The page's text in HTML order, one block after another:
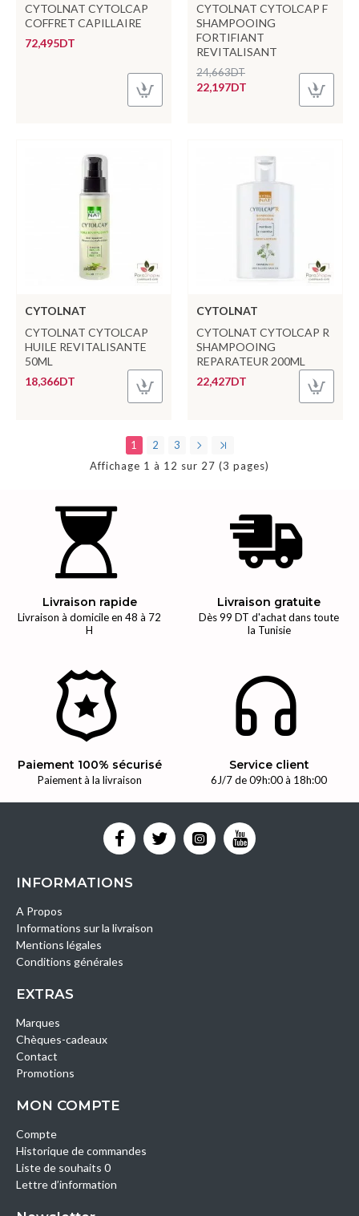
CYTOLNAT CYTOLCAP
COFFRET CAPILLAIRE
72,495DT
CYTOLNAT CYTOLCAP F
SHAMPOOING
FORTIFIANT
REVITALISANT
22,197DT
24,663DT
CYTOLNAT
CYTOLNAT CYTOLCAP
HUILE REVITALISANTE
50ML
18,366DT
CYTOLNAT
CYTOLNAT CYTOLCAP R
SHAMPOOING
REPARATEUR 200ML
22,427DT
1 2
3
Affichage 1 à 12 sur 27 (3 pages)
Livraison rapide
Livraison à domicile en 48 à 72
H
Livraison gratuite
Dès 99 DT d'achat dans toute
la Tunisie
Paiement 100% sécurisé
Paiement à la livraison
Service client
6J/7 de 09h:00 à 18h:00
INFORMATIONS
A Propos
Informations sur la livraison
Mentions légales
Conditions générales
EXTRAS
Marques
Chèques-cadeaux
Contact
Promotions
MON COMPTE
Compte
Historique de commandes
Liste de souhaits 0
Lettre d’information